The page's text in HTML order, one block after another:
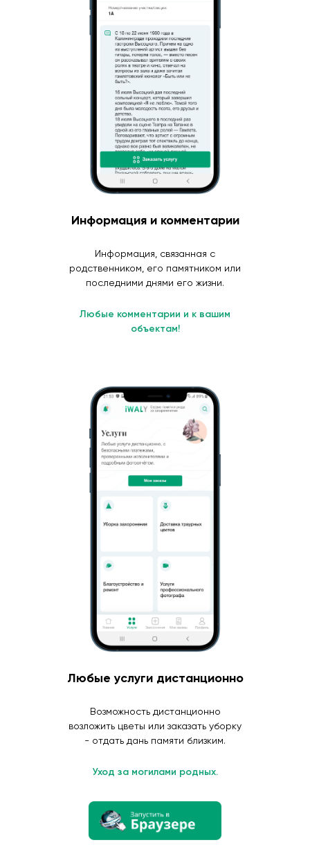
Информация и комментарии
Информация, связанная с
родственником, его памятником или
последними днями его жизни.
Любые комментарии и к вашим
объектам!
Любые услуги дистанционно
Возможность дистанционно
возложить цветы или заказать уборку
- отдать дань памяти близким.
Уход за могилами родных.